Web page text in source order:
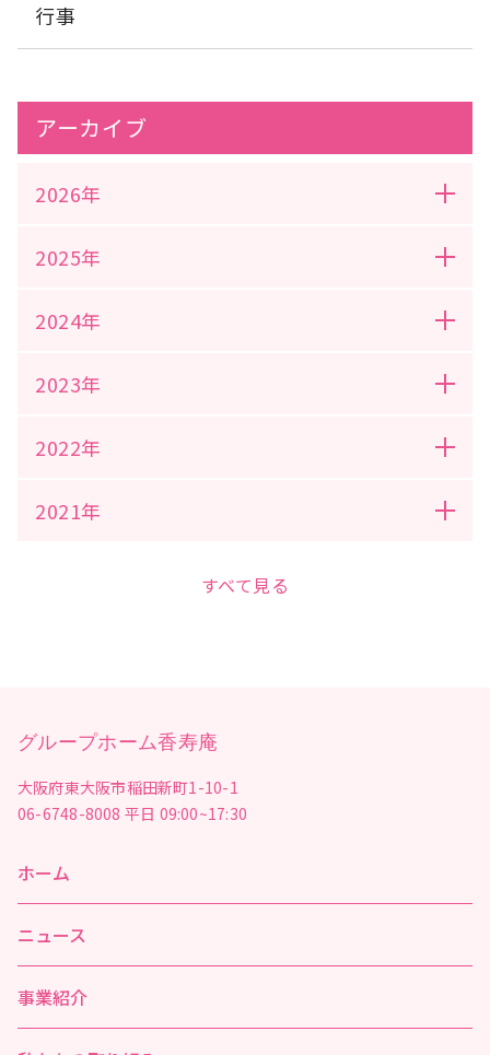
行事
アーカイブ
2026年
2025年
2024年
2023年
2022年
2021年
すべて見る
グループホーム香寿庵
大阪府東大阪市稲田新町1-10-1
06-6748-8008 平日 09:00~17:30
ホーム
ニュース
事業紹介